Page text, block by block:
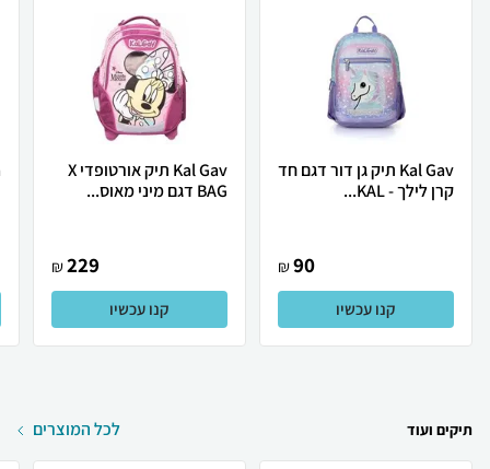
Kal Gav תיק גן דור דגם חד
קרן לילך - KAL...
90
₪
קנו עכשיו
Kal Gav תיק אורטופדי X
BAG דגם מיני מאוס...
229
₪
קנו עכשיו
תיקים ועוד לכל המוצרים